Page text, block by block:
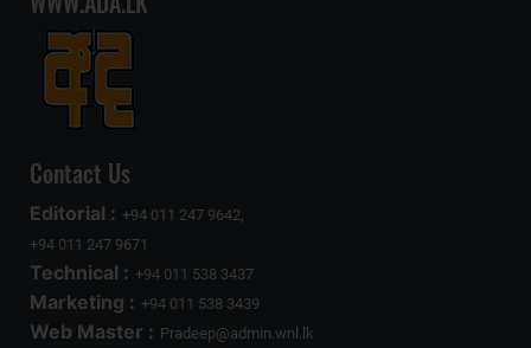
Contact Us
Editorial : +94 011 247 9642,
+94 011 247 9671
Technical : +94 011 538 3437
Marketing : +94 011 538 3439
Web Master : Pradeep@admin.wnl.lk